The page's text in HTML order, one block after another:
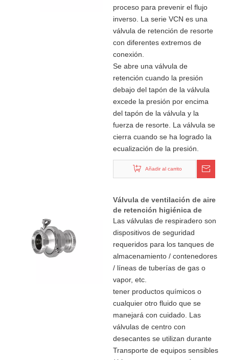
proceso para prevenir el flujo
inverso. La serie VCN es una
válvula de retención de resorte
con diferentes extremos de
conexión.
Se abre una válvula de
retención cuando la presión
debajo del tapón de la válvula
excede la presión por encima
del tapón de la válvula y la
fuerza de resorte. La válvula se
cierra cuando se ha logrado la
ecualización de la presión.
Añadir al carrito
Válvula de ventilación de aire
de retención higiénica de
acero inoxidable
Las válvulas de respiradero son
dispositivos de seguridad
requeridos para los tanques de
almacenamiento / contenedores
/ líneas de tuberías de gas o
vapor, etc.
tener productos químicos o
cualquier otro fluido que se
manejará con cuidado. Las
válvulas de centro con
desecantes se utilizan durante
Transporte de equipos sensibles